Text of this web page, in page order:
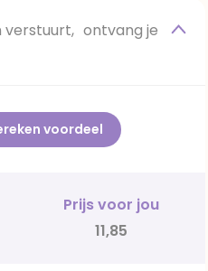
ontvang je
voordeel
Prijs voor jou
11,85